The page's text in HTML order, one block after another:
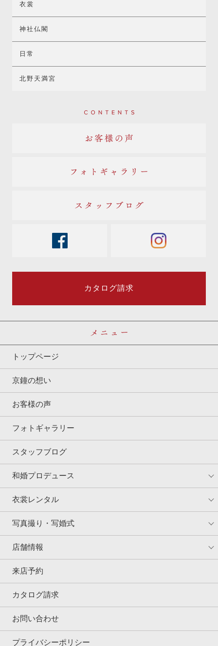
衣裳
神社仏閣
日常
北野天満宮
Contents
お客様の声
フォトギャラリー
スタッフブログ
instagram
カタログ請求
トップページ
京鐘の想い
お客様の声
フォトギャラリー
スタッフブログ
和婚プロデュース
衣裳レンタル
写真撮り・写婚式
店舗情報
来店予約
カタログ請求
お問い合わせ
プライバシーポリシー